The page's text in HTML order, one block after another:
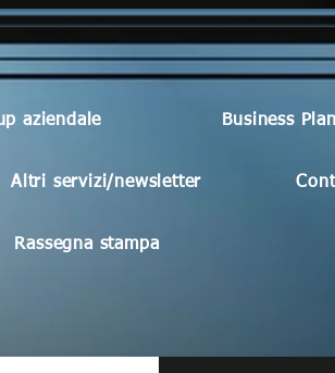
aziendale Business
Altri servizi/newsletter
Rassegna stampa